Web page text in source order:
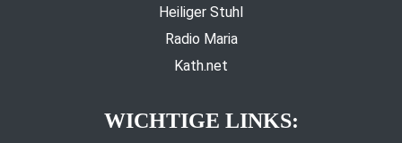
Heiliger Stuhl
Radio Maria
Kath.net
WICHTIGE LINKS: